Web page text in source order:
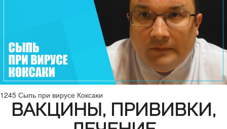
1245 Сыпь при вирусе Коксаки
ВАКЦИНЫ, ПРИВИВКИ,